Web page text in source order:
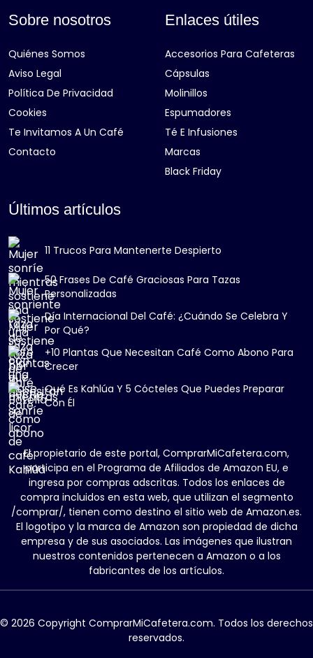
Sobre nosotros
Quiénes Somos
Aviso Legal
Política De Privacidad
Cookies
Te Invitamos A Un Café
Contacto
Enlaces útiles
Accesorios Para Cafeteras
Cápsulas
Molinillos
Espumadores
Té E Infusiones
Marcas
Black Friday
Últimos artículos
11 Trucos Para Mantenerte Despierto
50 Frases De Café Graciosas Para Tazas
Personalizadas
Día Internacional Del Café: ¿Cuándo Se Celebra Y
Por Qué?
+10 Plantas Que Necesitan Café Como Abono Para
Crecer
Qué Es Kahlúa Y 5 Cócteles Que Puedes Preparar
Con Él
El propietario de este portal, ComprarMiCafetera.com,
participa en el Programa de Afiliados de Amazon EU, e
ingresa por compras adscritas. Todos los enlaces de
compra incluidos en esta web, que utilizan el segmento
/comprar/, tienen como destino el sitio web de Amazon.es.
El logotipo y la marca de Amazon son propiedad de dicha
empresa y de sus asociados. Las imágenes que ilustran
nuestros contenidos pertenecen a Amazon o a los
fabricantes de los artículos.
© 2026 Copyright ComprarMiCafetera.com. Todos los derechos
reservados.